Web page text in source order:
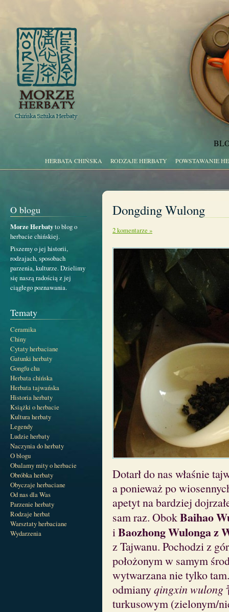
HERBATA CHIŃSKA RODZAJE HERBATY POWSTAWANIE
O blogu
Morze Herbatyto blog o
herbacie chińskiej.
Piszemy o jej historii,
rodzajach, sposobach
parzenia, kulturze. Dzielimy
się naszą radością z jej
ciągłego poznawania.
Tematy
Ceramika
Chiny
Cytaty herbaciane
Gatunki herbaty
Gongfu cha
Herbata chińska
Herbata tajwańska
Historia herbaty
Książki o herbacie
Kultura herbaty
Legendy
Ludzie herbaty
Naczynia do herbaty
O blogu
Obalamy mity o herbacie
Obróbka herbaty
Obyczaje herbaciane
Od nas dla Was
Parzenie herbaty
Rodzaje herbat
Warsztaty herbaciane
Wydarzenia
Dongding Wulong
2 komentarze »
Dotarł do nas właśnie
a ponieważ po
apetyt na bardziej
sam raz. ObokBaihao
iBaozhong Wulonga z
z Tajwanu. Pochodzi z
położonym w samym
wytwarzana nie tylko
odmianyqingxin wulong
turkusowym (zielonym/